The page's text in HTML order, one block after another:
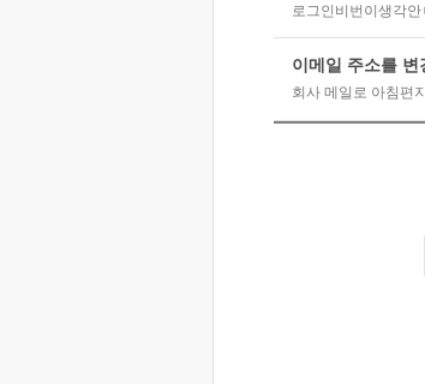
로그인비번이생각
이메일 주소를
회사 메일로 아침편